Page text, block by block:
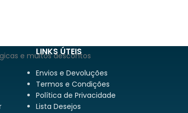
e muitos descontos
LINKS ÚTEIS
Envios e Devoluções
Termos e Condições
Política de Privacidade
Lista Desejos